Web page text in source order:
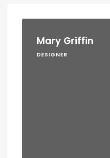
Mary Griffin
DESIGNER